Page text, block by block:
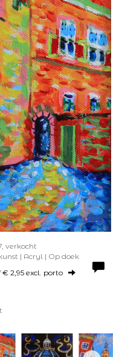
verkocht
| Acryl | Op doek
€ 2,95 excl. porto